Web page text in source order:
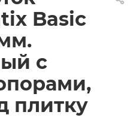
Basic
с
плитку